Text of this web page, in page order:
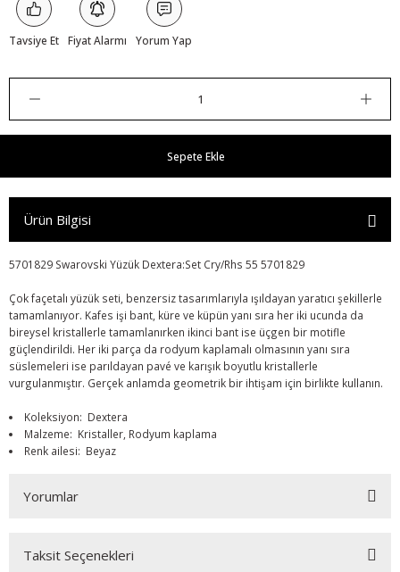
Tavsiye Et Fiyat Alarmı Yorum Yap
Sepete Ekle
Ürün Bilgisi
5701829 Swarovski Yüzük Dextera:Set Cry/Rhs 55 5701829
Çok façetalı yüzük seti, benzersiz tasarımlarıyla ışıldayan yaratıcı şekillerle
tamamlanıyor. Kafes işi bant, küre ve küpün yanı sıra her iki ucunda da
bireysel kristallerle tamamlanırken ikinci bant ise üçgen bir motifle
güçlendirildi. Her iki parça da rodyum kaplamalı olmasının yanı sıra
süslemeleri ise parıldayan pavé ve karışık boyutlu kristallerle
vurgulanmıştır. Gerçek anlamda geometrik bir ihtişam için birlikte kullanın.
Koleksiyon: Dextera
Malzeme: Kristaller, Rodyum kaplama
Renk ailesi: Beyaz
Yorumlar
Taksit Seçenekleri